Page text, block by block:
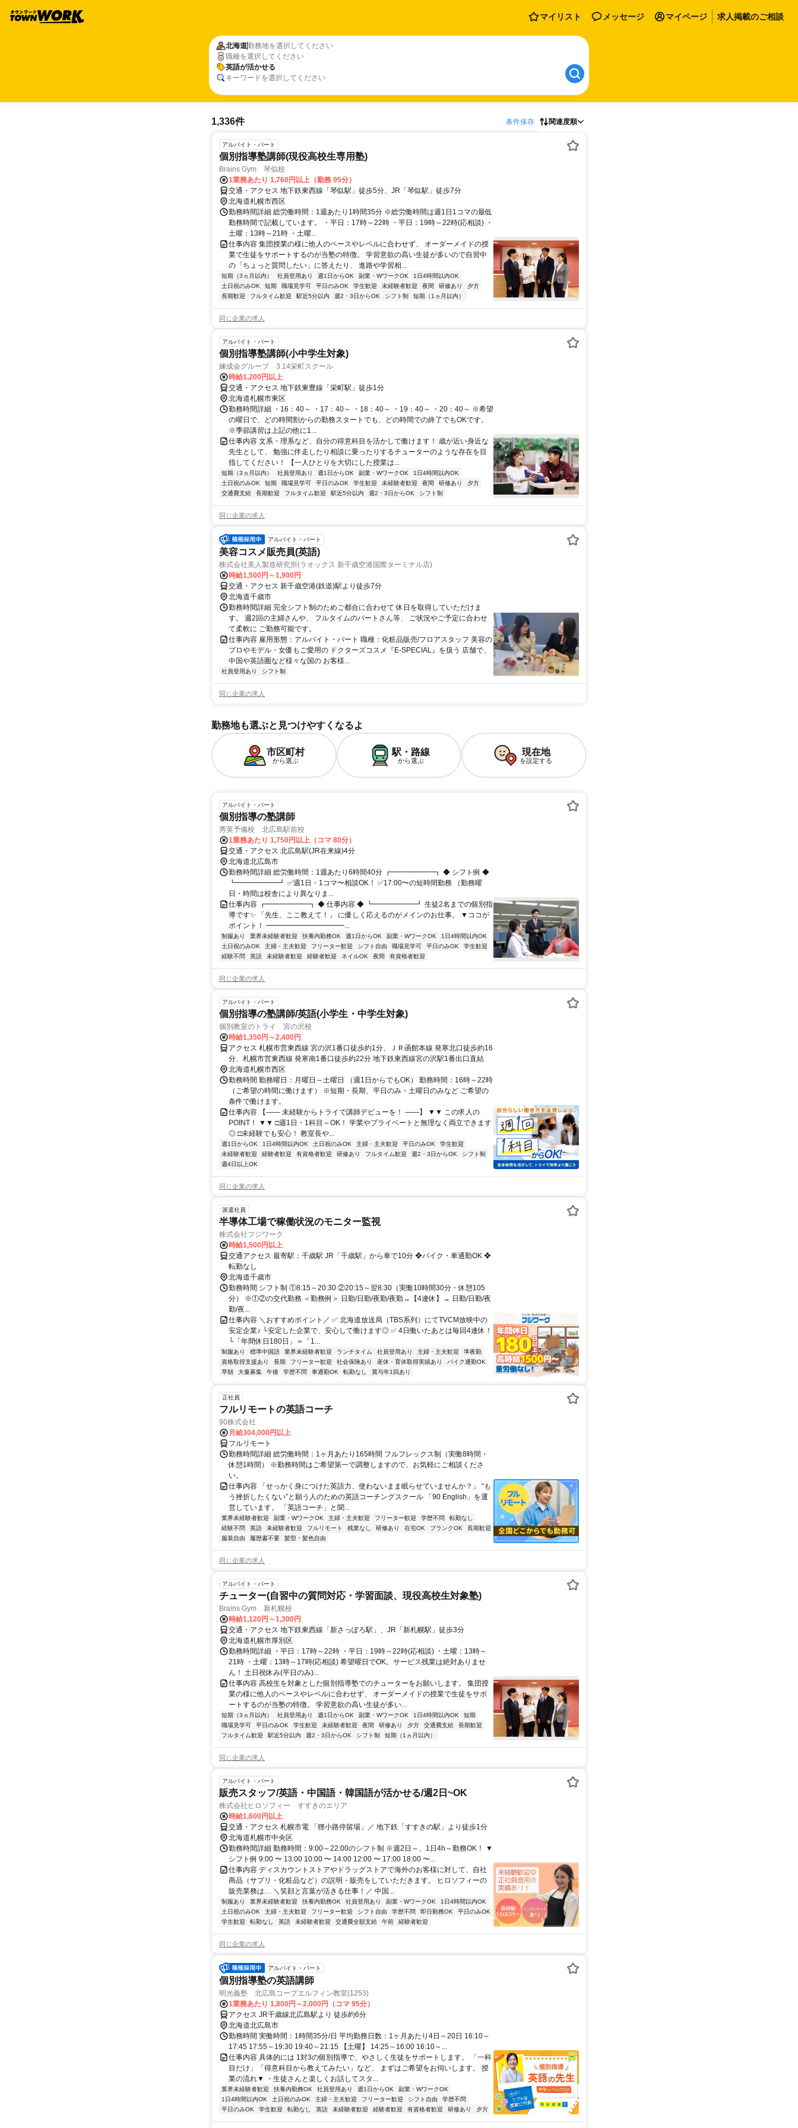
マイリスト メッセージ マイページ 求人掲載のご相談
北海道勤務地を選択してください
職種を選択してください
英語が活かせる
キーワードを選択してください
1,336件 条件保存 関連度順
アルバイト・パート
個別指導塾講師(現役高校生専用塾)
Brains Gym 琴似校
1業務あたり 1,760円以上（勤務 95分）
交通・アクセス 地下鉄東西線「琴似駅」徒歩5分、JR「琴似駅」徒歩7分
北海道札幌市西区
勤務時間詳細 総労働時間：1週あたり1時間35分 ※総労働時間は週1日1コマの最低
勤務時間で記載しています。 ・平日：17時～22時 ・平日：19時～22時(応相談) ・
土曜：13時～21時 ・土曜...
仕事内容 集団授業の様に他人のペースやレベルに合わせず、 オーダーメイドの授
業で生徒をサポートするのが当塾の特徴。 学習意欲の高い生徒が多いので自習中
の「ちょっと質問したい」に答えたり、 進路や学習相...
短期（3ヵ月以内） 社員登用あり 週1日からOK 副業・WワークOK
1日4時間以内OK
土日祝のみOK
短期 職場見学可 平日のみOK 学生歓迎 未経験者歓迎 夜間 研修あり
夕方
長期歓迎
フルタイム歓迎 駅近5分以内 週2・3日からOK シフト制 短期（1ヵ月以内）
同じ企業の求人
アルバイト・パート
個別指導塾講師(小中学生対象)
練成会グループ 3.14栄町スクール
時給1,200円以上
交通・アクセス 地下鉄東豊線「栄町駅」徒歩1分
北海道札幌市東区
勤務時間詳細 ・16：40～ ・17：40～ ・18：40～ ・19：40～ ・20：40～ ※希望
の曜日で、どの時間割からの勤務スタートでも、どの時間での終了でもOKです。
※季節講習は上記の他に1...
仕事内容 文系・理系など、自分の得意科目を活かして働けます！ 歳が近い身近な
先生として、 勉強に伴走したり相談に乗ったりするチューターのような存在を目
指してください！ 【一人ひとりを大切にした授業は...
短期（3ヵ月以内） 社員登用あり 週1日からOK 副業・WワークOK
1日4時間以内OK
土日祝のみOK
短期 職場見学可 平日のみOK 学生歓迎 未経験者歓迎 夜間 研修あり
夕方
交通費支給
長期歓迎 フルタイム歓迎 駅近5分以内 週2・3日からOK シフト制
同じ企業の求人
アルバイト・パート
美容コスメ販売員(英語)
株式会社美人製造研究所(ラオックス 新千歳空港国際ターミナル店)
時給1,500円～1,900円
交通・アクセス 新千歳空港(鉄道)駅より徒歩7分
北海道千歳市
勤務時間詳細 完全シフト制のためご都合に合わせて 休日を取得していただけま
す。 週2回の主婦さんや、 フルタイムのパートさん等、 ご状況やご予定に合わせ
て柔軟に ご勤務可能です。
仕事内容 雇用形態：アルバイト・パート 職種：化粧品販売/フロアスタッフ 美容の
プロやモデル・女優もご愛用の ドクターズコスメ『E-SPECIAL』を扱う 店舗で、
中国や英語圏など様々な国の お客様...
社員登用あり シフト制
同じ企業の求人
勤務地も選ぶと見つけやすくなるよ
市区町村
から選ぶ
駅・路線
から選ぶ
現在地
を設定する
アルバイト・パート
個別指導の塾講師
秀英予備校 北広島駅前校
1業務あたり 1,750円以上（コマ 80分）
交通・アクセス 北広島駅(JR在来線)4分
北海道北広島市
勤務時間詳細 総労働時間：1週あたり6時間40分 ┏━━━━━━┓ ◆ シフト例 ◆
┗━━━━━━┛ ✅週1日・1コマ〜相談OK！ ✅17:00〜の短時間勤務 （勤務曜
日・時間は校舎により異なりま...
仕事内容 ┏━━━━━━┓ ◆ 仕事内容 ◆ ┗━━━━━━┛ 生徒2名までの個別指
導です✨ 「先生、ここ教えて！」 に優しく応えるのがメインのお仕事。 ▼ココが
ポイント！ ━━━━━━━━━━━...
制服あり 業界未経験者歓迎 扶養内勤務OK 週1日からOK 副業・WワークOK
1日4時間以内OK
土日祝のみOK
主婦・主夫歓迎 フリーター歓迎 シフト自由 職場見学可 平日のみOK
学生歓迎
経験不問
英語 未経験者歓迎 経験者歓迎 ネイルOK 夜間 有資格者歓迎
同じ企業の求人
アルバイト・パート
個別指導の塾講師/英語(小学生・中学生対象)
個別教室のトライ 宮の沢校
時給1,350円～2,400円
アクセス 札幌市営東西線 宮の沢1番口徒歩約1分、ＪＲ函館本線 発寒北口徒歩約16
分、札幌市営東西線 発寒南1番口徒歩約22分 地下鉄東西線宮の沢駅1番出口直結
北海道札幌市西区
勤務時間 勤務曜日：月曜日～土曜日 （週1日からでもOK） 勤務時間：16時～22時
（ご希望の時間に働けます） ※短期・長期、平日のみ・土曜日のみなど ご希望の
条件で働けます。
仕事内容 【―― 未経験からトライで講師デビューを！ ――】 ▼▼ この求人の
POINT！ ▼▼ □週1日・1科目～OK！ 学業やプライベートと無理なく両立できます
◎ □未経験でも安心！ 教室長や...
週1日からOK 1日4時間以内OK 土日祝のみOK 主婦・主夫歓迎 平日のみOK
学生歓迎
未経験者歓迎
経験者歓迎 有資格者歓迎 研修あり フルタイム歓迎 週2・3日からOK
シフト制
週4日以上OK
同じ企業の求人
派遣社員
半導体工場で稼働状況のモニター監視
株式会社フジワーク
時給1,500円以上
交通アクセス 最寄駅：千歳駅 JR「千歳駅」から車で10分 ❖バイク・車通勤OK ❖
転勤なし
北海道千歳市
勤務時間 シフト制 ①8:15～20:30 ②20:15～翌8:30（実働10時間30分・休憩105
分） ※①②の交代勤務 ＜勤務例＞ 日勤/日勤/夜勤/夜勤→【4連休】→ 日勤/日勤/夜
勤/夜...
仕事内容 ＼おすすめポイント／ ✅ 北海道放送局（TBS系列）にてTVCM放映中の
安定企業♪ └安定した企業で、安心して働けます◎ ✅️ 4日働いたあとは毎回4連休！
└「年間休日180日」＝「1...
制服あり 標準中国語 業界未経験者歓迎 ランチタイム 社員登用あり 主婦・主夫歓迎
準夜勤
資格取得支援あり
長期 フリーター歓迎 社会保険あり 産休・育休取得実績あり
バイク通勤OK
早朝
大量募集 午後 学歴不問 車通勤OK 転勤なし 賞与年1回あり
正社員
フルリモートの英語コーチ
90株式会社
月給304,000円以上
フルリモート
勤務時間詳細 総労働時間：1ヶ月あたり165時間 フルフレックス制（実働8時間・
休憩1時間） ※勤務時間はご希望第一で調整しますので、お気軽にご相談くださ
い。
仕事内容 「せっかく身につけた英語力、使わないまま眠らせていませんか？」 “も
う挫折したくない”と願う人のための英語コーチングスクール 「90 English」を運
営しています。 「英語コーチ」と聞...
業界未経験者歓迎 副業・WワークOK 主婦・主夫歓迎 フリーター歓迎 学歴不問
転勤なし
経験不問
英語 未経験者歓迎 フルリモート 残業なし 研修あり 在宅OK ブランクOK
長期歓迎
服装自由
履歴書不要 髪型・髪色自由
同じ企業の求人
アルバイト・パート
チューター(自習中の質問対応・学習面談、現役高校生対象塾)
Brains Gym 新札幌校
時給1,120円～1,300円
交通・アクセス 地下鉄東西線「新さっぽろ駅」、JR「新札幌駅」徒歩3分
北海道札幌市厚別区
勤務時間詳細 ・平日：17時～22時 ・平日：19時～22時(応相談) ・土曜：13時～
21時 ・土曜：13時～17時(応相談) 希望曜日でOK。サービス残業は絶対ありませ
ん！ 土日祝休み(平日のみ)...
仕事内容 高校生を対象とした個別指導塾でのチューターをお願いします。 集団授
業の様に他人のペースやレベルに合わせず、 オーダーメイドの授業で生徒をサポ
ートするのが当塾の特徴。 学習意欲の高い生徒が多い...
短期（3ヵ月以内） 社員登用あり 週1日からOK 副業・WワークOK 1日4時間以内OK
短期
職場見学可
平日のみOK 学生歓迎 未経験者歓迎 夜間 研修あり 夕方 交通費支給
長期歓迎
フルタイム歓迎
駅近5分以内 週2・3日からOK シフト制 短期（1ヵ月以内）
同じ企業の求人
アルバイト・パート
販売スタッフ/英語・中国語・韓国語が活かせる/週2日~OK
株式会社ヒロソフィー すすきのエリア
時給1,600円以上
交通・アクセス 札幌市電 「狸小路停留場」／ 地下鉄「すすきの駅」より徒歩1分
北海道札幌市中央区
勤務時間詳細 勤務時間：9:00～22:00のシフト制 ※週2日～、1日4h～勤務OK！ ▼
シフト例 9:00 〜 13:00 10:00 〜 14:00 12:00 〜 17:00 18:00 〜...
仕事内容 ディスカウントストアやドラッグストアで海外のお客様に対して、自社
商品（サプリ・化粧品など）の説明・販売をしていただきます。 ヒロソフィーの
販売業務は… ＼笑顔と言葉が活きる仕事！／ 中国...
制服あり 業界未経験者歓迎 扶養内勤務OK 社員登用あり 副業・WワークOK
1日4時間以内OK
土日祝のみOK
主婦・主夫歓迎 フリーター歓迎 シフト自由 学歴不問 即日勤務OK
平日のみOK
学生歓迎
転勤なし 英語 未経験者歓迎 交通費全額支給 午前 経験者歓迎
同じ企業の求人
アルバイト・パート
個別指導塾の英語講師
明光義塾 北広島コープエルフィン教室(1253)
1業務あたり 1,800円～2,000円（コマ 95分）
アクセス JR千歳線北広島駅より 徒歩約6分
北海道北広島市
勤務時間 実働時間：1時間35分/日 平均勤務日数：1ヶ月あたり4日～20日 16:10～
17:45 17:55～19:30 19:40～21:15 【土曜】 14:25～16:00 16:10～...
仕事内容 具体的には 1対3の個別指導で、やさしく生徒をサポートします。 「一科
目だけ」「得意科目から教えてみたい」など、 まずはご希望をお伺いします。 授
業の流れ▼ ・生徒さんと楽しくお話してスタ...
業界未経験者歓迎 扶養内勤務OK 社員登用あり 週1日からOK
副業・WワークOK
1日4時間以内OK
土日祝のみOK 主婦・主夫歓迎 フリーター歓迎 シフト自由
学歴不問
平日のみOK
学生歓迎 転勤なし 英語 未経験者歓迎 経験者歓迎 有資格者歓迎 研修あり 夕方